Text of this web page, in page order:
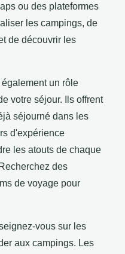
ou des plateformes
les campings, de
de découvrir les
un rôle
votre séjour. Ils offrent
séjourné dans les
d'expérience
les atouts de chaque
des
de voyage pour
vous sur les
aux campings. Les